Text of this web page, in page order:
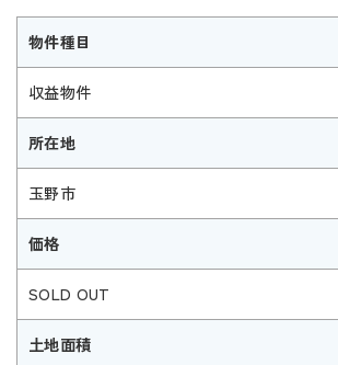
物件種目
収益物件
所在地
玉野市
価格
SOLD OUT
土地面積